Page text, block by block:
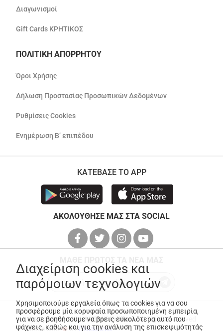
Διαγωνισμοί
Gift Cards ΚΡΗΤΙΚΟΣ
ΠΟΛΙΤΙΚΗ ΑΠΟΡΡΗΤΟΥ
Όροι Χρήσης
Δήλωση Προστασίας Προσωπικών Δεδομένων
Ρυθμίσεις Cookies
Ενημέρωση Β’ επιπέδου
ΚΑΤΕΒΑΣΕ ΤΟ APP
ΑΚΟΛΟΥΘΗΣΕ ΜΑΣ ΣΤΑ SOCIAL
© Copyright 2026ANEDIK Kritikos. All Rights Reserved
Made with
byDesquared
Διαχείριση cookies και
παρόμοιων τεχνολογιών
Χρησιμοποιούμε εργαλεία όπως τα cookies για να σου
προσφέρουμε μία κορυφαία προσωποποιημένη εμπειρία,
για να σε βοηθήσουμε να βρεις ευκολότερα αυτό που
ψάχνεις, καθώς και για την ανάλυση της επισκεψιμότητάς